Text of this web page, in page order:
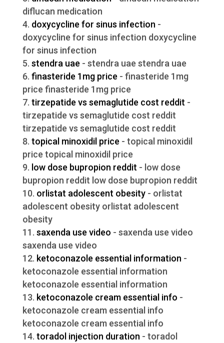
diflucan medication
doxycycline for sinus infection -
doxycycline for sinus infection doxycycline
for sinus infection
stendra uae - stendra uae stendra uae
finasteride 1mg price - finasteride 1mg
price finasteride 1mg price
tirzepatide vs semaglutide cost reddit -
tirzepatide vs semaglutide cost reddit
tirzepatide vs semaglutide cost reddit
topical minoxidil price - topical minoxidil
price topical minoxidil price
low dose bupropion reddit - low dose
bupropion reddit low dose bupropion reddit
orlistat adolescent obesity- orlistat
adolescent obesity orlistat adolescent
obesity
saxenda use video - saxenda use video
saxenda use video
ketoconazole essential information -
ketoconazole essential information
ketoconazole essential information
ketoconazole cream essential info -
ketoconazole cream essential info
ketoconazole cream essential info
toradol injection duration - toradol